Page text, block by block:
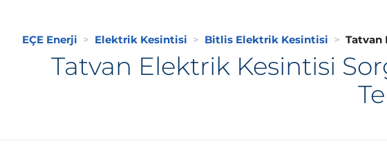
EÇE Enerji Elektrik Kesintisi Bitlis Elektrik Kesintisi Tatvan
Tatvan Elektrik Kesintisi